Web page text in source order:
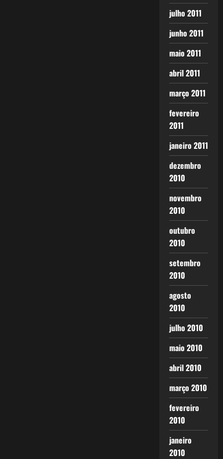
julho 2011
junho 2011
maio 2011
abril 2011
março 2011
fevereiro
2011
janeiro 2011
dezembro
2010
novembro
2010
outubro
2010
setembro
2010
agosto
2010
julho 2010
maio 2010
abril 2010
março 2010
fevereiro
2010
janeiro
2010